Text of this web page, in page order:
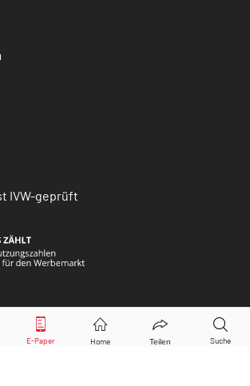
IVW-geprüft
2026 Börsenmedien AG. Alle Rechte